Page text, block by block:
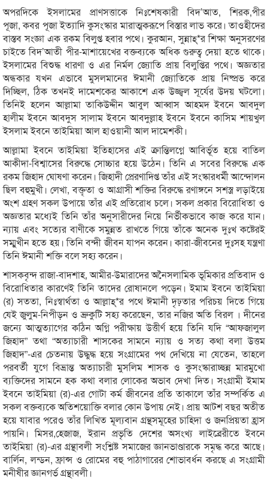
অপরদিকে ইসলামের প্রাণসত্তাকে নিঃশেষকারী বিদ’আত, শিরক,পীর
পূজা, কবর পূজা ইত্যাদি কুসংস্কার মারাত্মকরূপে বিস্তার লাভ করে। তাওহীদের
বাস্তব সংজ্ঞা এক রকম বিলুপ্ত হবার পথে। কুরআন, সুন্নাহ্*র শিক্ষা অনুসরণের
চাইতে বিদ’আতী পীর-মাশায়েখের বক্তব্যকে অধিক গুরুত্ব দেয়া হতে থাকে।
ইসলামের বিশুদ্ধ ধারণা ও এর নির্মল জ্যোতি প্রায় বিলুপ্তির পথে। অজ্ঞতার
অন্ধকার যখন এভাবে মুসলমানের ঈমানী জ্যোতিকে প্রায় নিষ্প্রভ করে
দিচ্ছিল, ঠিক তখনই দামেশকের আকাশে এক উজ্জ্বল সূর্যের উদয় ঘটলো।
তিনিই হলেন আল্লামা তাকিউদ্দীন আবুল আব্বাস আহমদ ইবনে আবদুল
হালীম ইবনে আবদুস সালাম ইবনে আবদুল্লাহ ইবনে ইবনে কাসিম শায়খুল
ইসলাম ইবনে তাইমিয়া আল হাওয়ানী আল দামেশকী।
আল্লামা ইবনে তাইমিয়া ইতিহাসের এই ক্রান্তিলগ্নে আবির্ভূত হয়ে বাতিল
আকীদা-বিশ্বাসের বিরুদ্ধে সোচ্চার হয়ে উঠেন। তিনি এ সবের বিরুদ্ধে এক
রকম জিহাদ ঘোষণা করেন। জিহাদী প্রেরণাদিপ্ত তাঁর এই সংস্কারধর্মী আন্দোলন
ছিল বহুমুখী। লেখা, বক্তৃতা ও আগ্রাসী শক্তির বিরুদ্ধে রণাঙ্গনে সশস্ত্র লড়াইয়ে
অংশ গ্রহণ সকল উপায়ে তাঁর এই প্রতিরোধ চলে। সকল প্রকার বিরোধিতা ও
অজ্ঞতার মধ্যেই তিনি তাঁর অনুসারীদের নিয়ে নির্ভীকভাবে কাজ করে যান।
ন্যায় এবং সত্যের বাণীকে সমুন্নত রাখতে গিয়ে তাঁকে অনেক দুঃখ কষ্টেরই
সম্মুখীন হতে হয়। তিনি বন্দী জীবন যাপন করেন। কারা-জীবনের দুঃসহ যন্ত্রণা
তিনি ঈমানী শক্তি বলে সহ্য করেন।
শাসকবৃন্দ রাজা-বাদশাহ, আমীর-উমারাদের অনৈসলামিক ভূমিকার প্রতিবাদ ও
বিরোধিতার কারণেই তিনি তাদের রোষানলে পড়েন। ইমাম ইবনে তাইমিয়া
(র) সততা, নিঃস্বার্থতা ও আল্লাহ্*র পথে ঈমানী দৃঢ়তার পরিচয় দিতে গিয়ে
যেই জুলুম-নিপীড়ন ও ভ্রুকুটি সহ্য করেছেন, তার নজির অতি বিরল । দীনের
জন্যে আত্মত্যাগের কঠিন অগ্নি পরীক্ষায় উত্তীর্ণ হয়ে তিনি যদি “আফজালুল
জিহাদ” তথা “অত্যাচারী শাসকের সামনে ন্যায় ও সত্য কথা বলা উত্তম
জিহাদ”-এর চেতনায় উদ্ধুদ্ধ হয়ে সংগ্রামের পথ দেখিয়ে না যেতেন, তাহলে
পরবর্তী যুগে বিভ্রান্ত অত্যাচারী মুসলিম শাসক ও কুসংস্কারাচ্ছন্ন মারমুখো
ব্যক্তিদের সামনে হক কথা বলার লোকের অভাব দেখা দিত। সংগ্রামী ইমাম
ইবনে তাইমিয়া (র)-এর গোটা কর্ম জীবনের প্রতি তাকালে তাঁর সম্পর্কিত এ
সকল বক্তব্যকে অতিশয়োক্তি বলার কোন উপায় নেই। প্রায় আটশ বছর অতীত
হয়ে যাবার পরেও তাঁর লিখিত মূল্যবান গ্রন্থসমূহের চাহিদা ও জনপ্রিয়তা হ্রাস
পায়নি। মিসর,হেজাজ, ইরান প্রভৃতি দেশের অসংখ্য লাইব্রেরীতে ইবনে
তাইমিয়া (র)-এর গ্রন্থাবলী সংশ্লিষ্ট সমাজের জ্ঞানভাণ্ডারকে সমৃদ্ধ করে আছে।
বার্লিন, লন্ডন, ফ্রান্স ও রোমের বহু পাঠাগারের শোভাবর্ধন করছে এ সংগ্রামী
মনীষীর জ্ঞানগর্ভ গ্রন্থাবলী।